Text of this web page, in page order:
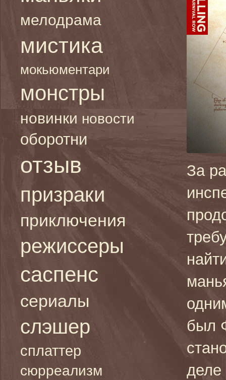
мелодрама
мистика
мокьюментари
монстры
новинки новости
оборотни
отзыв
призраки
приключения
режиссеры
саспенс
сериалы
слэшер
сплаттер
сюрреализм
За
был
деле